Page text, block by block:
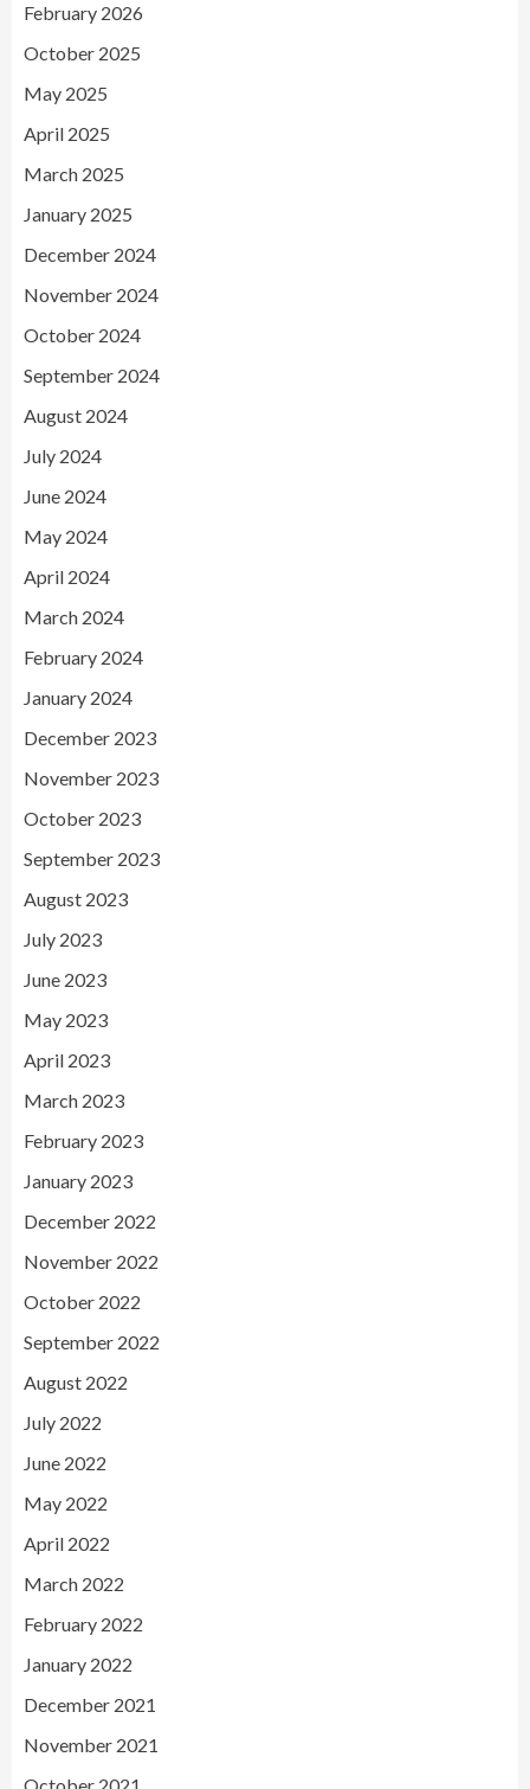
February 2026
October 2025
May 2025
April 2025
March 2025
January 2025
December 2024
November 2024
October 2024
September 2024
August 2024
July 2024
June 2024
May 2024
April 2024
March 2024
February 2024
January 2024
December 2023
November 2023
October 2023
September 2023
August 2023
July 2023
June 2023
May 2023
April 2023
March 2023
February 2023
January 2023
December 2022
November 2022
October 2022
September 2022
August 2022
July 2022
June 2022
May 2022
April 2022
March 2022
February 2022
January 2022
December 2021
November 2021